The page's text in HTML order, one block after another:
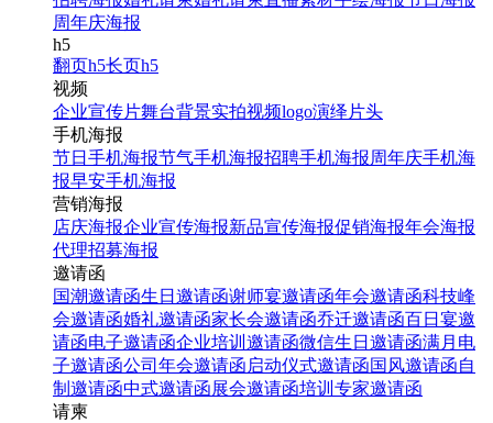
周年庆海报
h5
翻页h5长页h5
视频
企业宣传片舞台背景实拍视频logo演绎 片头
手机海报
节日手机海报节气手机海报招聘手机海报周年庆手机海
报早安手机海报
营销海报
店庆海报企业宣传海报新品宣传海报促销海报年会海报
代理招募海报
邀请函
国潮邀请函生日邀请函谢师宴邀请函年会邀请函科技峰
会邀请函婚礼邀请函家长会邀请函乔迁邀请函百日宴邀
请函电子邀请函企业培训邀请函微信生日邀请函满月电
子邀请函公司年会邀请函 启动仪式邀请函国风邀请函自
制邀请函中式邀请函展会邀请函培训专家邀请函
请柬